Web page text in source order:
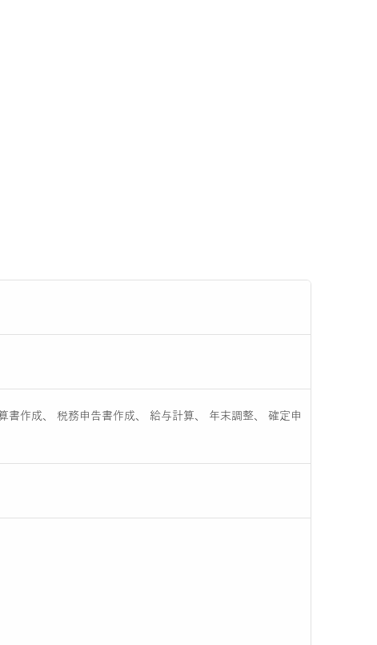
作成、 税務申告書作成、 給与計算、 年末調整、 確定申